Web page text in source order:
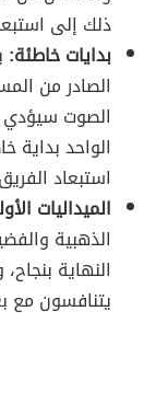
ذلك إلى
بدايات خاطئة:
الصادر من
الصوت سيؤدي
الواحد
استبعاد
الميداليات
الذهبية
النهاية
يتنافسون